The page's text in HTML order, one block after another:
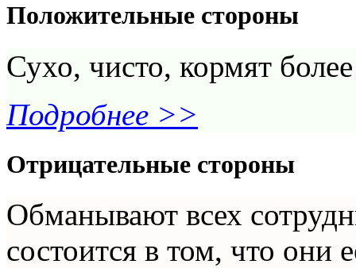
Положительные стороны
Сухо, чисто, кормят
Подробнее >>
Отрицательные стороны
Обманывают всех
состоится в том, что они